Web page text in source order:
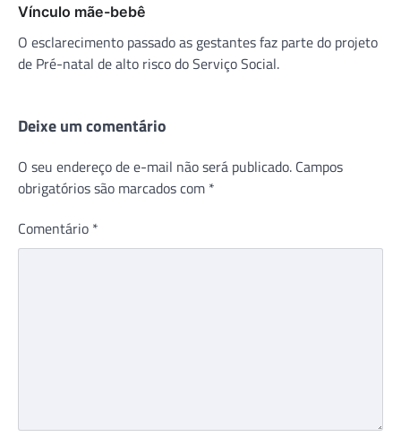
Vínculo mãe-bebê
O esclarecimento passado as gestantes faz parte do projeto
de Pré-natal de alto risco do Serviço Social.
Deixe um comentário
O seu endereço de e-mail não será publicado. Campos
obrigatórios são marcados com *
Comentário *